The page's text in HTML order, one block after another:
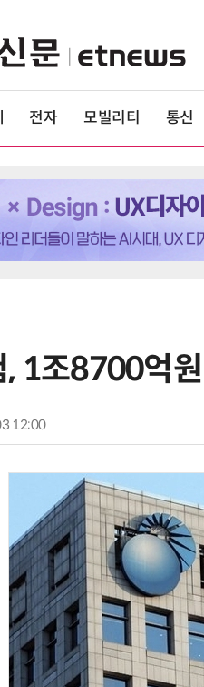
전자 모빌리티 통신
, 1조8700억
12:00